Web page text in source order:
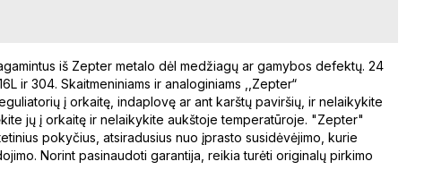
iš Zepter metalo dėl medžiagų ar gamybos defektų. 24
ir 304. Skaitmeniniams ir analoginiams ,,Zepter“
į orkaitę, indaplovę ar ant karštų paviršių, ir nelaikykite
jų į orkaitę ir nelaikykite aukštoje temperatūroje. "Zepter"
pokyčius, atsiradusius nuo įprasto susidėvėjimo, kurie
Norint pasinaudoti garantija, reikia turėti originalų pirkimo